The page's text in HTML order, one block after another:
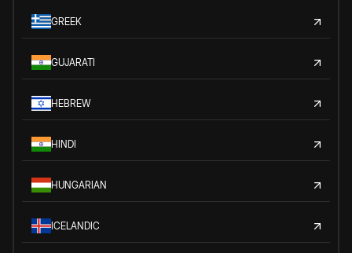
GREEK
GUJARATI
HEBREW
HINDI
HUNGARIAN
ICELANDIC